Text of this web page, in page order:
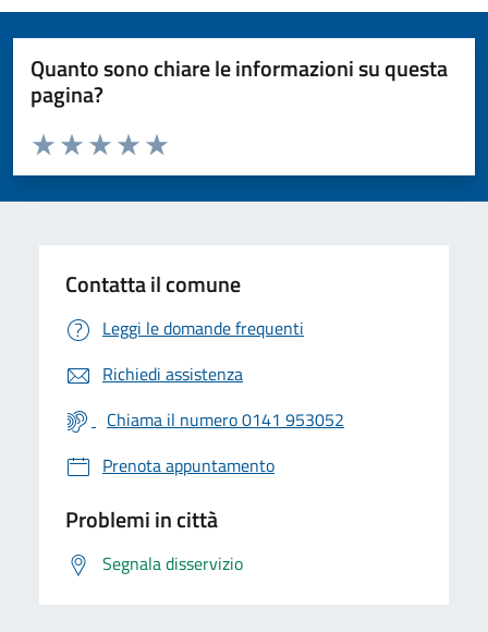
Quanto sono chiare le informazioni su questa
pagina?
Valuta da 1 a 5 stelle la pagina
Valuta 5 stelle su 5
Valuta 4 stelle su 5
Valuta 3 stelle su 5
Valuta 2 stelle su 5
Valuta 1 stelle su 5
Contatta il comune
Leggi le domande frequenti
Richiedi assistenza
Chiama il numero 0141 953052
Prenota appuntamento
Problemi in città
Segnala disservizio